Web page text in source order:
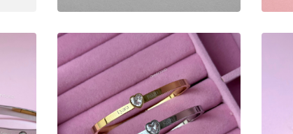
PULSEIRA
PERSONALIZADA
CORAÇÃO BRILHANTE